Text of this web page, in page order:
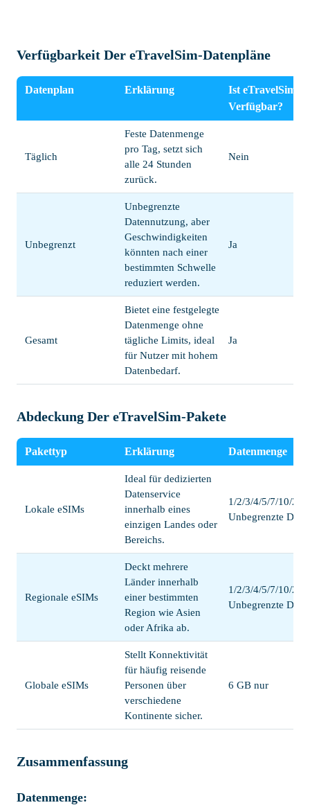
Verfügbarkeit Der eTravelSim-Datenpläne
Datenplan Erklärung
Ist eTravelSim
Verfügbar?
Täglich
Feste Datenmenge
pro Tag, setzt sich
alle 24 Stunden
zurück.
Nein
Unbegrenzt
Unbegrenzte
Datennutzung, aber
Geschwindigkeiten
könnten nach einer
bestimmten Schwelle
reduziert werden.
Ja
Gesamt
Bietet eine festgelegte
Datenmenge ohne
tägliche Limits, ideal
für Nutzer mit hohem
Datenbedarf.
Ja
Abdeckung Der eTravelSim-Pakete
Pakettyp Erklärung Datenmenge
Lokale eSIMs
Ideal für dedizierten
Datenservice
innerhalb eines
einzigen Landes oder
Bereichs.
1/2/3/4/5/7/10/20/
Unbegrenzte
Regionale eSIMs
Deckt mehrere
Länder innerhalb
einer bestimmten
Region wie Asien
oder Afrika ab.
1/2/3/4/5/7/10/20/
Unbegrenzte
Globale eSIMs
Stellt Konnektivität
für häufig reisende
Personen über
verschiedene
Kontinente sicher.
6 GB nur
Zusammenfassung
Datenmenge: